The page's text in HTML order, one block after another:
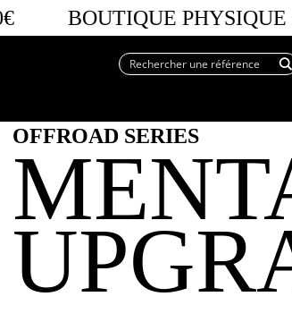
BOUTIQUE PHYSIQUE :
OFFROAD SERIES